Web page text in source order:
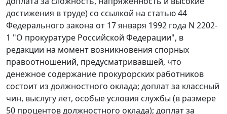
достижения в труде) со ссылкой на статью 44
Федерального закона от 17 января 1992 года N 2202-
1 "О прокуратуре Российской Федерации", в
редакции на момент возникновения спорных
правоотношений, предусматривавшей, что
денежное содержание прокурорских работников
состоит из должностного оклада; доплат за классный
чин, выслугу лет, особые условия службы (в размере
50 процентов должностного оклада); доплат за